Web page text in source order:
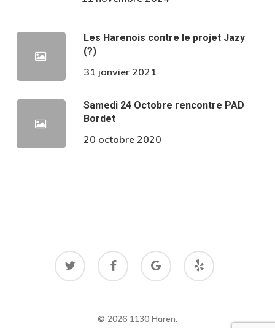
Les Harenois contre le projet Jazy
(?)
31 janvier 2021
Samedi 24 Octobre rencontre PAD
Bordet
20 octobre 2020
twitter facebook
google-
plus
yelp
© 2026 1130 Haren.